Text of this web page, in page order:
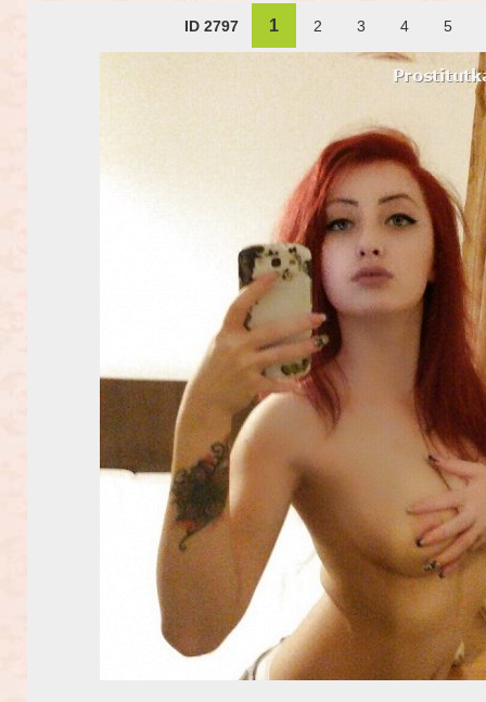
ID 2797 1 2 3 4 5